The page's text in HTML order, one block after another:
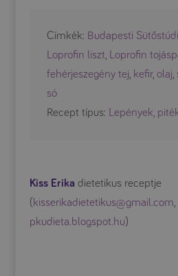
Címkék: Budapesti
Loprofin liszt, Loprofin
fehérjeszegény tej, kefir, olaj,
só
Recept típus: Lepények,
Kiss Erikadietetikus receptje
( kisserikadietetikus@gmail.com
pkudieta.blogspot.hu)